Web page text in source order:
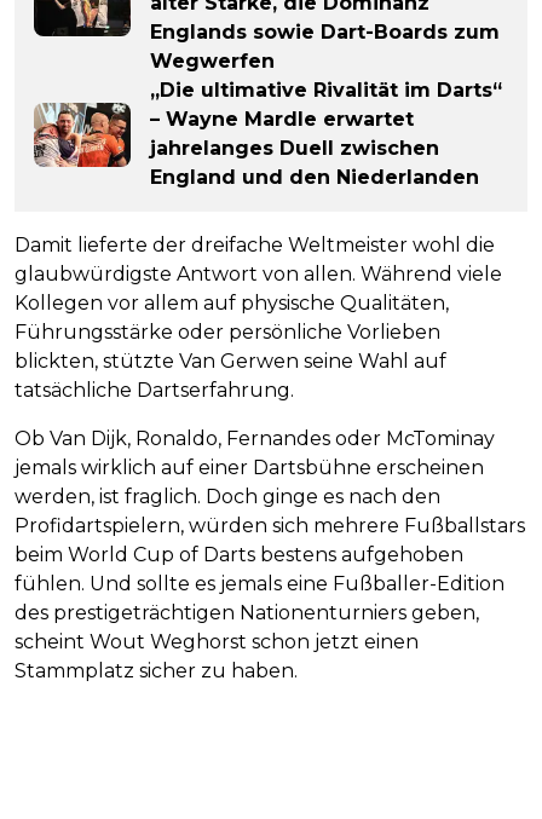
Englands sowie Dart-Boards zum
Wegwerfen
„Die ultimative Rivalität im Darts“
– Wayne Mardle erwartet
jahrelanges Duell zwischen
England und den Niederlanden
Damit lieferte der dreifache Weltmeister wohl die
glaubwürdigste Antwort von allen. Während viele
Kollegen vor allem auf physische Qualitäten,
Führungsstärke oder persönliche Vorlieben
blickten, stützte Van Gerwen seine Wahl auf
tatsächliche Dartserfahrung.
Ob Van Dijk, Ronaldo, Fernandes oder McTominay
jemals wirklich auf einer Dartsbühne erscheinen
werden, ist fraglich. Doch ginge es nach den
Profidartspielern, würden sich mehrere Fußballstars
beim World Cup of Darts bestens aufgehoben
fühlen. Und sollte es jemals eine Fußballer-Edition
des prestigeträchtigen Nationenturniers geben,
scheint Wout Weghorst schon jetzt einen
Stammplatz sicher zu haben.